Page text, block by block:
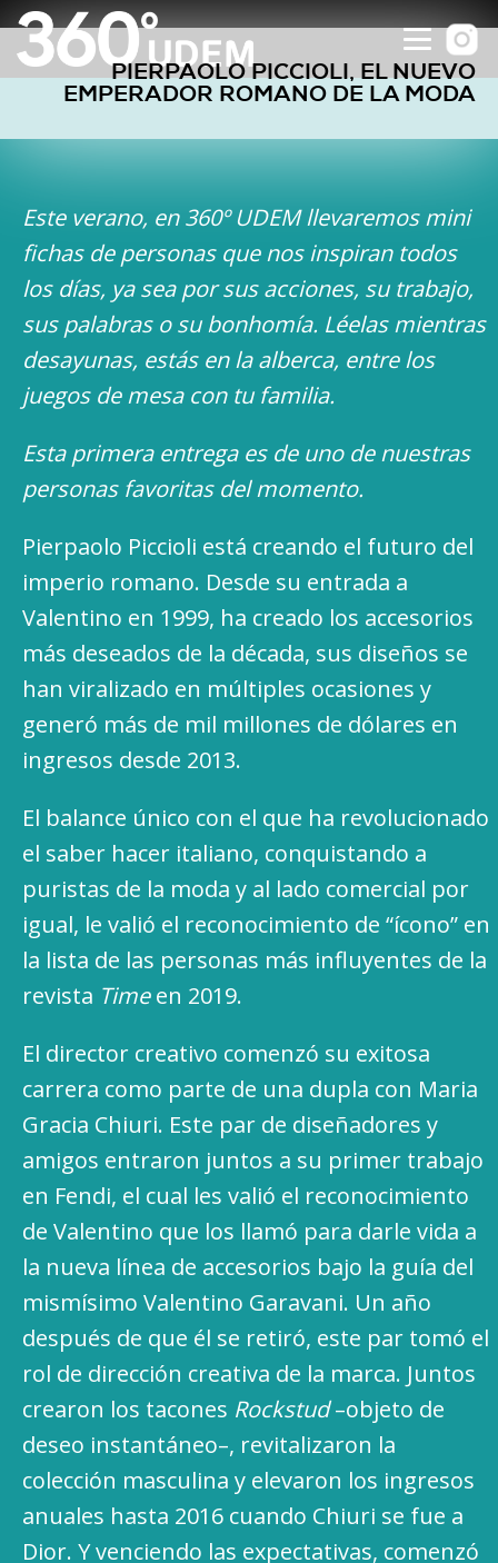
PIERPAOLO PICCIOLI, EL NUEVO
EMPERADOR ROMANO DE LA MODA
Este verano, en 360º UDEM llevaremos mini
fichas de personas que nos inspiran todos
los días, ya sea por sus acciones, su trabajo,
sus palabras o su bonhomía. Léelas mientras
desayunas, estás en la alberca, entre los
juegos de mesa con tu familia.
Esta primera entrega es de uno de nuestras
personas favoritas del momento.
Pierpaolo Piccioli está creando el futuro del
imperio romano. Desde su entrada a
Valentino en 1999, ha creado los accesorios
más deseados de la década, sus diseños se
han viralizado en múltiples ocasiones y
generó más de mil millones de dólares en
ingresos desde 2013.
El balance único con el que ha revolucionado
el saber hacer italiano, conquistando a
puristas de la moda y al lado comercial por
igual, le valió el reconocimiento de “ícono” en
la lista de las personas más influyentes de la
revista Timeen 2019.
El director creativo comenzó su exitosa
carrera como parte de una dupla con Maria
Gracia Chiuri. Este par de diseñadores y
amigos entraron juntos a su primer trabajo
en Fendi, el cual les valió el reconocimiento
de Valentino que los llamó para darle vida a
la nueva línea de accesorios bajo la guía del
mismísimo Valentino Garavani. Un año
después de que él se retiró, este par tomó el
rol de dirección creativa de la marca. Juntos
crearon los tacones Rockstud–objeto de
deseo instantáneo–, revitalizaron la
colección masculina y elevaron los ingresos
anuales hasta 2016 cuando Chiuri se fue a
Dior. Y venciendo las expectativas, comenzó